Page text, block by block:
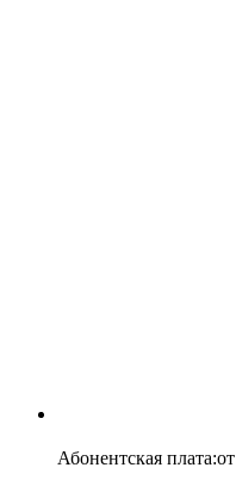
Абонентская плата:от